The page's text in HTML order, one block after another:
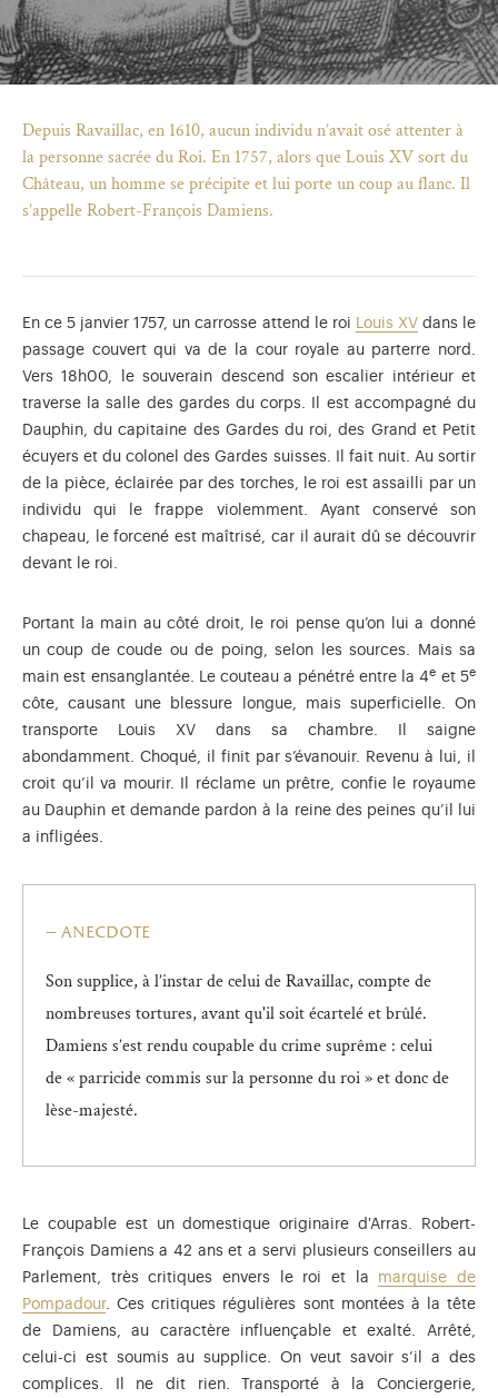
onglet)
nouvel onglet)
fenêtre modale)
de l'application (ouverture dans un nouvel onglet)
Depuis Ravaillac, en 1610, aucun individu n’avait osé attenter à
la personne sacrée du Roi. En 1757, alors que Louis XV sort du
Château, un homme se précipite et lui porte un coup au flanc. Il
s’appelle Robert-François Damiens.
En ce 5 janvier 1757, un carrosse attend le roi Louis XVdans le
passage couvert qui va de la cour royale au parterre nord.
Vers 18h00, le souverain descend son escalier intérieur et
traverse la salle des gardes du corps. Il est accompagné du
Dauphin, du capitaine des Gardes du roi, des Grand et Petit
écuyers et du colonel des Gardes suisses. Il fait nuit. Au sortir
de la pièce, éclairée par des torches, le roi est assailli par un
individu qui le frappe violemment. Ayant conservé son
chapeau, le forcené est maîtrisé, car il aurait dû se découvrir
devant le roi.
Portant la main au côté droit, le roi pense qu’on lui a donné
un coup de coude ou de poing, selon les sources. Mais sa
main est ensanglantée. Le couteau a pénétré entre la 4e et 5e
côte, causant une blessure longue, mais superficielle. On
transporte Louis XV dans sa chambre. Il saigne
abondamment. Choqué, il finit par s’évanouir. Revenu à lui, il
croit qu’il va mourir. Il réclame un prêtre, confie le royaume
au Dauphin et demande pardon à la reine des peines qu’il lui
a infligées.
anecdote
Son supplice, à l’instar de celui de Ravaillac, compte de
nombreuses tortures, avant qu'il soit écartelé et brûlé.
Damiens s’est rendu coupable du crime suprême : celui
de « parricide commis sur la personne du roi » et donc de
lèse-majesté.
Le coupable est un domestique originaire d'Arras. Robert-
François Damiens a 42 ans et a servi plusieurs conseillers au
Parlement, très critiques envers le roi et la marquise de
Pompadour. Ces critiques régulières sont montées à la tête
de Damiens, au caractère influençable et exalté. Arrêté,
celui-ci est soumis au supplice. On veut savoir s’il a des
complices. Il ne dit rien. Transporté à la Conciergerie,